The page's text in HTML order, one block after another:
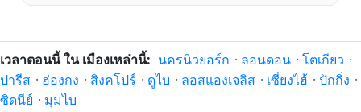
เวลาตอนนี้ ใน เมืองเหล่านี้: นครนิวยอร์ก · ลอนดอน · โตเกียว ·
ปารีส · ฮ่องกง · สิงคโปร์ · ดูไบ · ลอสแองเจลิส · เซี่ยงไฮ้ · ปักกิ่ง ·
ซิดนีย์ · มุมไบ